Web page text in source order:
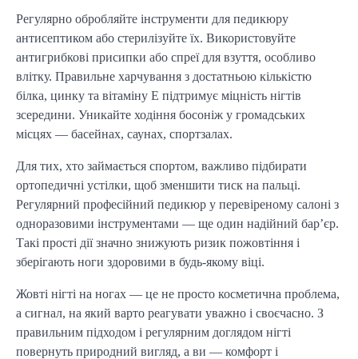
Регулярно обробляйте інструменти для педикюру
антисептиком або стерилізуйте їх. Використовуйте
антигрибкові присипки або спреї для взуття, особливо
влітку. Правильне харчування з достатньою кількістю
білка, цинку та вітаміну Е підтримує міцність нігтів
зсередини. Уникайте ходіння босоніж у громадських
місцях — басейнах, саунах, спортзалах.
Для тих, хто займається спортом, важливо підбирати
ортопедичні устілки, щоб зменшити тиск на пальці.
Регулярний професійний педикюр у перевіреному салоні з
одноразовими інструментами — ще один надійний бар’єр.
Такі прості дії значно знижують ризик пожовтіння і
зберігають ноги здоровими в будь-якому віці.
Жовті нігті на ногах — це не просто косметична проблема,
а сигнал, на який варто реагувати уважно і своєчасно. З
правильним підходом і регулярним доглядом нігті
повернуть природний вигляд, а ви — комфорт і